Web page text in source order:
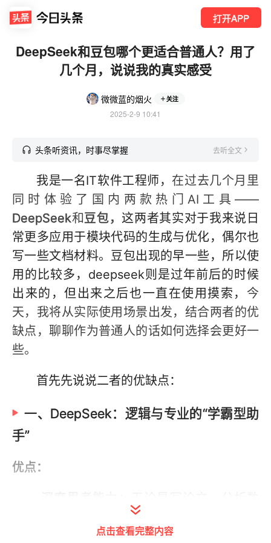
打开APP
DeepSeek和豆包哪个更适合普通人？用了
几个月，说说我的真实感受
微微蓝的烟火 关注
2025-2-9 10:41
头条听资讯，时事尽掌握 去听全文
我是一名IT软件工程师， 在过去几个月里
同时体验了国内两款热门AI工具——
DeepSeek和豆包， 这两者其实对于我来说日
常更多应用于模块代码的生成与优化，偶尔也
写一些文档材料。豆包出现的早一些，所以使
用的比较多，deepseek则是过年前后的时候
出来的，但出来之后也一直在使用摸索， 今
天，我将从实际使用场景出发，结合两者的优
缺点，聊聊作为普通人的话如何选择会更好一
些。
首先先说说二者的优缺点：
一、DeepSeek：逻辑与专业的“学霸型助
手”
优点：
据，还是解决复杂数学题，DeepSeek总
能给出逻辑清晰的答案。例如，我曾让它
点击查看完整内容